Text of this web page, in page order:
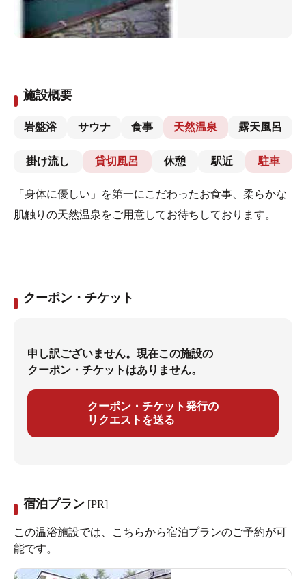
施設概要
岩盤浴 サウナ 食事 天然温泉 露天風呂
掛け流し 貸切風呂 休憩 駅近 駐車
「身体に優しい」を第一にこだわったお食事、柔らかな
肌触りの天然温泉をご用意してお待ちしております。
クーポン・チケット
申し訳ございません。現在この施設の
クーポン・チケットはありません。
クーポン・チケット発行の
リクエストを送る
宿泊プラン [PR]
この温浴施設では、こちらから宿泊プランのご予約が可
能です。